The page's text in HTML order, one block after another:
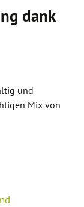
dank
und
Mix von